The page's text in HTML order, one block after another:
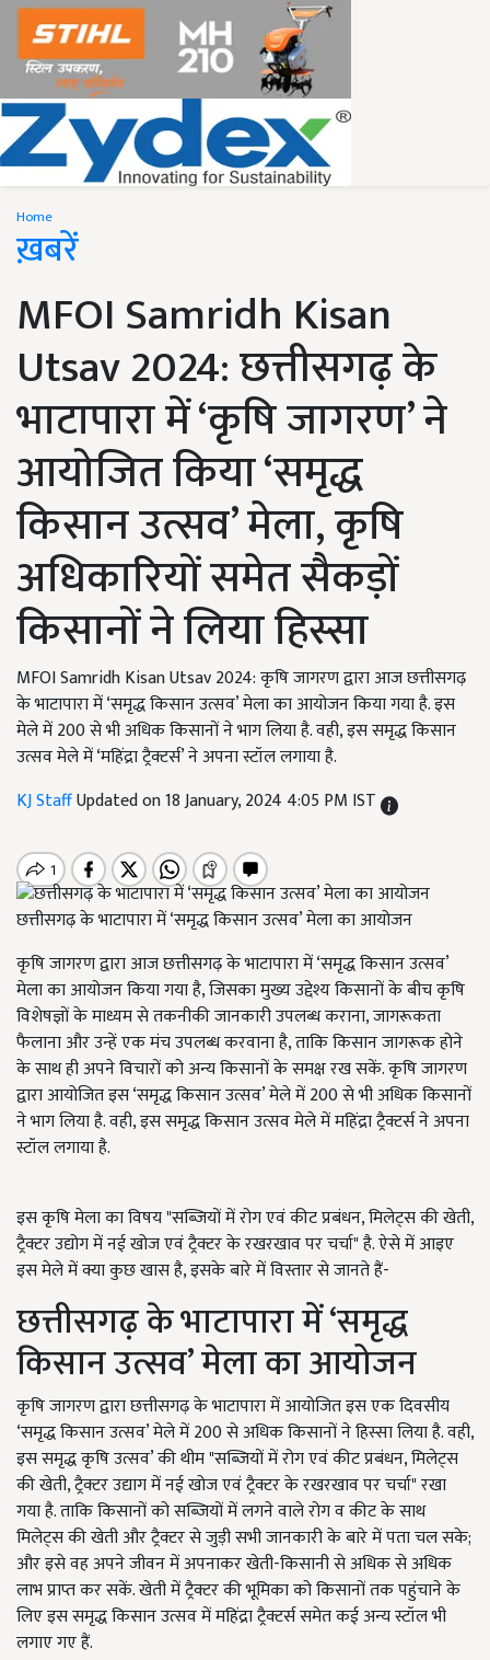
Home
ख़बरें
MFOI Samridh Kisan
Utsav 2024: छत्तीसगढ़ के
भाटापारा में ‘कृषि जागरण’ ने
आयोजित किया ‘समृद्ध
किसान उत्सव’ मेला, कृषि
अधिकारियों समेत सैकड़ों
किसानों ने लिया हिस्सा
MFOI Samridh Kisan Utsav 2024: कृषि जागरण द्वारा आज छत्तीसगढ़
के भाटापारा में ‘समृद्ध किसान उत्सव’ मेला का आयोजन किया गया है. इस
मेले में 200 से भी अधिक किसानों ने भाग लिया है. वही, इस समृद्ध किसान
उत्सव मेले में ‘महिंद्रा ट्रैक्टर्स’ ने अपना स्टॉल लगाया है.
KJ StaffUpdated on 18 January, 2024 4:05 PM IST
छत्तीसगढ़ के भाटापारा में ‘समृद्ध किसान उत्सव’ मेला का आयोजन
कृषि जागरण द्वारा आज छत्तीसगढ़ के भाटापारा में ‘समृद्ध किसान उत्सव’
मेला का आयोजन किया गया है, जिसका मुख्य उद्देश्य किसानों के बीच कृषि
विशेषज्ञों के माध्यम से तकनीकी जानकारी उपलब्ध कराना, जागरूकता
फैलाना और उन्हें एक मंच उपलब्ध करवाना है, ताकि किसान जागरूक होने
के साथ ही अपने विचारों को अन्य किसानों के समक्ष रख सकें. कृषि जागरण
द्वारा आयोजित इस ‘समृद्ध किसान उत्सव’ मेले में 200 से भी अधिक किसानों
ने भाग लिया है. वही, इस समृद्ध किसान उत्सव मेले में महिंद्रा ट्रैक्टर्स ने अपना
स्टॉल लगाया है.
इस कृषि मेला का विषय "सब्जियों में रोग एवं कीट प्रबंधन, मिलेट्स की खेती,
ट्रैक्टर उद्योग में नई खोज एवं ट्रैक्टर के रखरखाव पर चर्चा" है. ऐसे में आइए
इस मेले में क्या कुछ खास है, इसके बारे में विस्तार से जानते हैं-
छत्तीसगढ़ के भाटापारा में ‘समृद्ध
किसान उत्सव’ मेला का आयोजन
कृषि जागरण द्वारा छत्तीसगढ़ के भाटापारा में आयोजित इस एक दिवसीय
‘समृद्ध किसान उत्सव’ मेले में 200 से अधिक किसानों ने हिस्सा लिया है. वही,
इस समृद्ध कृषि उत्सव’ की थीम "सब्जियों में रोग एवं कीट प्रबंधन, मिलेट्स
की खेती, ट्रैक्टर उद्याग में नई खोज एवं ट्रैक्टर के रखरखाव पर चर्चा" रखा
गया है. ताकि किसानों को सब्जियों में लगने वाले रोग व कीट के साथ
मिलेट्स की खेती और ट्रैक्टर से जुड़ी सभी जानकारी के बारे में पता चल सके;
और इसे वह अपने जीवन में अपनाकर खेती-किसानी से अधिक से अधिक
लाभ प्राप्त कर सकें. खेती में ट्रैक्टर की भूमिका को किसानों तक पहुंचाने के
लिए इस समृद्ध किसान उत्सव में महिंद्रा ट्रैक्टर्स समेत कई अन्य स्टॉल भी
लगाए गए हैं.